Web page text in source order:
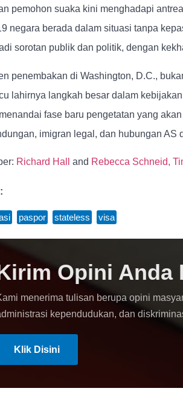
pemohon suaka kini menghadapi
negara berada dalam situasi tanpa
sorotan publik dan politik, dengan
penembakan di Washington, D.C.,
lahirnya langkah besar dalam
fase baru pengetatan yang
imigran legal, dan hubungan AS
Richard Hall and Rebecca Schneid,
paspor stateless visa
Opini Anda
menerima tulisan berupa opini
kependudukan, dan
Klik Disini